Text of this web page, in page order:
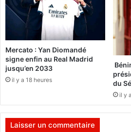
s
r
m
e
p
u
r
Mercato : Yan Diomandé
signe enfin au Real Madrid
jusqu’en 2033
il y a 18 heures
du
il y
Laisser un commentaire